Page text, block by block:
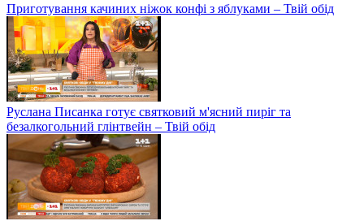
Приготування качиних ніжок конфі з яблуками – Твій обід
Руслана Писанка готує святковий м'ясний пиріг та
безалкогольний глінтвейн – Твій обід